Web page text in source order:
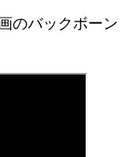
のバックボーン